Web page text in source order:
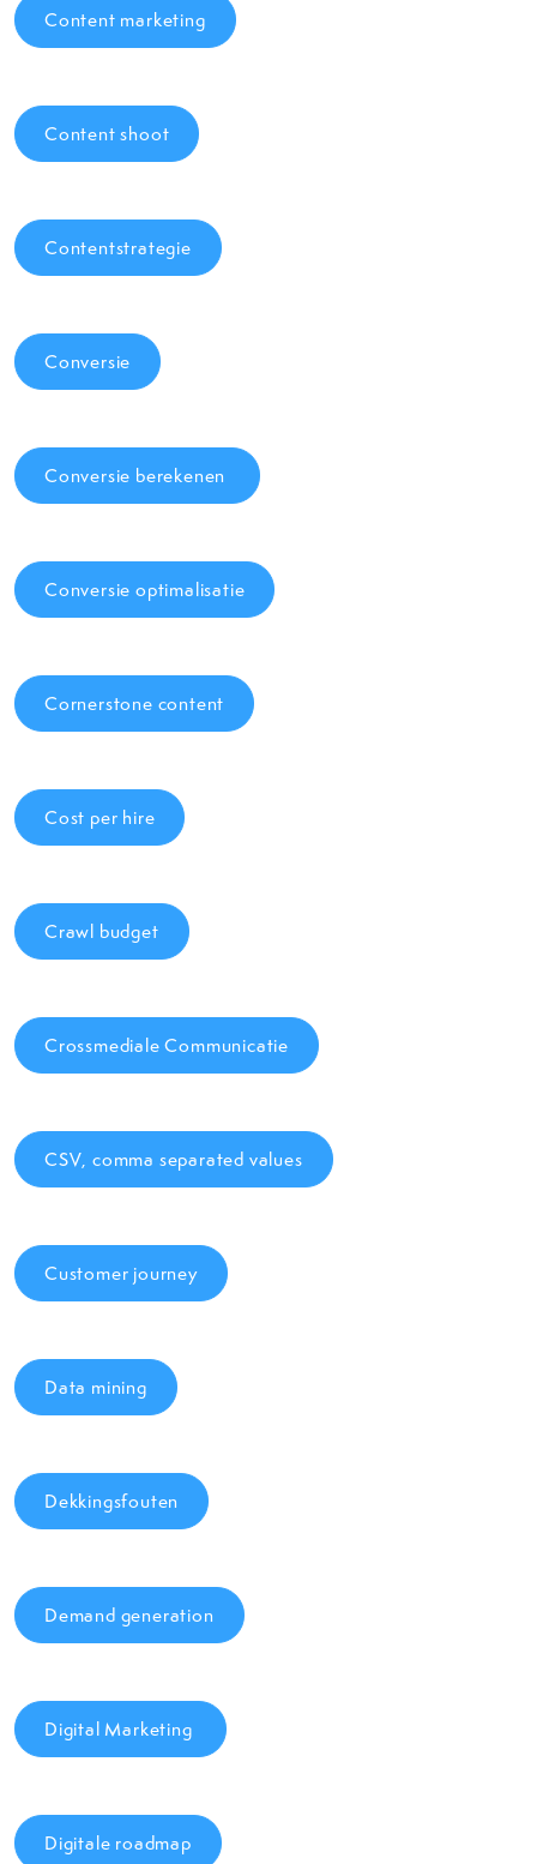
Content marketing
Content shoot
Contentstrategie
Conversie
Conversie berekenen
Conversie optimalisatie
Cornerstone content
Cost per hire
Crawl budget
Crossmediale Communicatie
CSV, comma separated values
Customer journey
Data mining
Dekkingsfouten
Demand generation
Digital Marketing
Digitale roadmap